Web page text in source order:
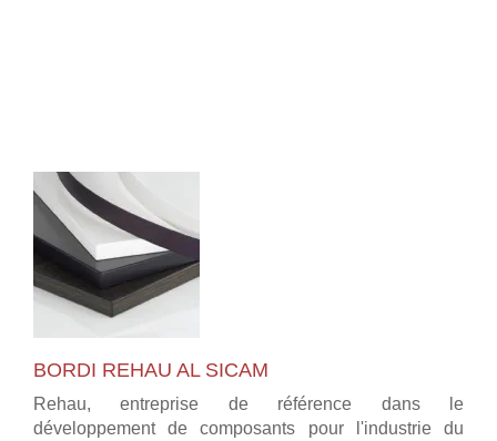
BORDI REHAU AL SICAM
Rehau, entreprise de référence dans le
développement de composants pour l'industrie du